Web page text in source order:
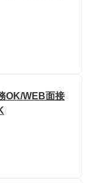
OK/WEB面接